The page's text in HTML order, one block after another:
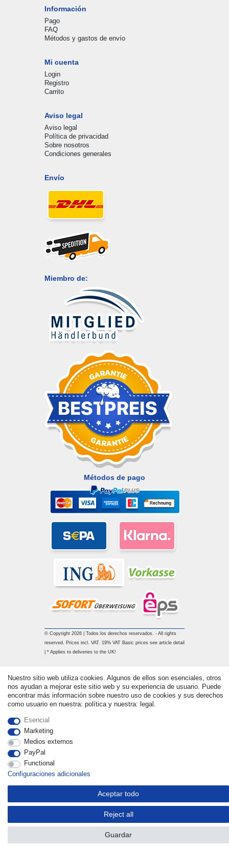
Información
Pago
FAQ
Métodos y gastos de envío
Mi cuenta
Login
Registro
Carrito
Aviso legal
Aviso legal
Política de privacidad
Sobre nosotros
Condiciones generales
Envío
Miembro de:
Métodos de pago
© Copyright 2026 | Todos los derechos reservados. - All rights
reserved. Prices incl. VAT. 19% VAT Basic prices see article detail
| * Applies to deliveries to the UK!
Nuestro sitio web utiliza cookies. Algunos de ellos son esenciales, otros
nos ayudan a mejorar este sitio web y su experiencia de usuario. Puede
encontrar más información sobre nuestro uso de cookies y sus derechos
como usuario en nuestra: política y nuestra: legal.
Esencial
Marketing
Medios externos
PayPal
Functional
Configuraciones adicionales
Aceptar todo
Reject all
Guardar
Withdraw from contract here Contacto